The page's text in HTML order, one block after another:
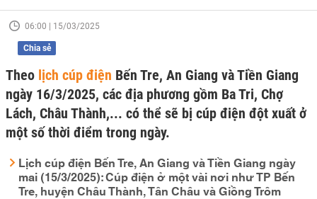
06:00 | 15/03/2025
Chia sẻ
Theo lịch cúp điện Bến Tre, An Giang và Tiền Giang
ngày 16/3/2025, các địa phương gồm Ba Tri, Chợ
Lách, Châu Thành,... có thể sẽ bị cúp điện đột xuất ở
một số thời điểm trong ngày.
Lịch cúp điện Bến Tre, An Giang và Tiền Giang ngày
mai (15/3/2025): Cúp điện ở một vài nơi như TP Bến
Tre, huyện Châu Thành, Tân Châu và Giồng Trôm